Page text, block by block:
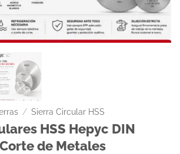
/ Sierra Circular HSS
HSS Hepyc DIN
de Metales